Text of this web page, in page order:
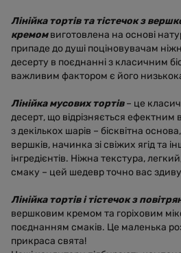
Лінійка тортів та тістечок з
кремомвиготовлена на основі
припаде до душі поціновувачам
десерту в поєднанні з класичним
важливим фактором є його
Лінійка мусових тортів– це
десерт, що відрізняється ефектним
з декількох шарів – бісквітна
вершків, начинка зі свіжих ягід та
інгредієнтів. Ніжна текстура,
смаку – цей шедевр точно вас
Лінійка тортів і тістечок з
вершковим кремом та горіховим
поєднанням смаків. Це маленька
прикраса свята!